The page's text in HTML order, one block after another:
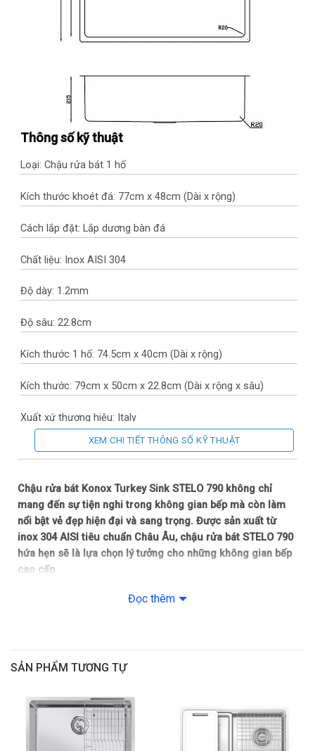
Thông số kỹ thuật
Loại: Chậu rửa bát 1 hố
Kích thước khoét đá: 77cm x 48cm (Dài x rộng)
Cách lắp đặt: Lắp dương bàn đá
Chất liệu: Inox AISI 304
Độ dày: 1.2mm
Độ sâu: 22.8cm
Kích thước 1 hố: 74.5cm x 40cm (Dài x rộng)
Kích thước: 79cm x 50cm x 22.8cm (Dài x rộng x sâu)
Xuất xứ thương hiệu: Italy
Sản xuất tại: Thổ Nhĩ Kỳ
Bảo hành: Chậu rửa (10 năm theo chính sách Hãng), Hệ thống
ống xả (3 năm theo chính sách Hãng)
XEM CHI TIẾT THÔNG SỐ KỸ THUẬT
Chậu rửa bát Konox Turkey Sink STELO 790 không chỉ
mang đến sự tiện nghi trong không gian bếp mà còn làm
nổi bật vẻ đẹp hiện đại và sang trọng. Được sản xuất từ
inox 304 AISI tiêu chuẩn Châu Âu, chậu rửa bát STELO 790
hứa hẹn sẽ là lựa chọn lý tưởng cho những không gian bếp
cao cấp.
Chất liệu inox 304 AISI cao cấp
phần 18% Cr và 10% Ni, chất liệu này đảm bảo độ sáng bóng
an toàn.
Thiết kế sang trọng, hiện đại
Đọc thêm
SẢN PHẨM TƯƠNG TỰ